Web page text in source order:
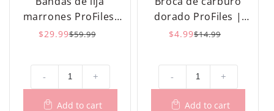
marrones ProFiles,
1000 unidades
Precio
$59.99
Precio
$29.99
- +
dorado ProFiles |
Fútbol
Precio
$14.99
Precio
$4.99
- +